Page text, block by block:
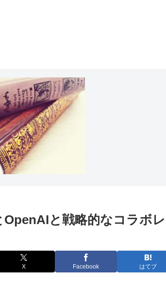
OpenAIと戦略的なコラボ
X Facebook はてブ